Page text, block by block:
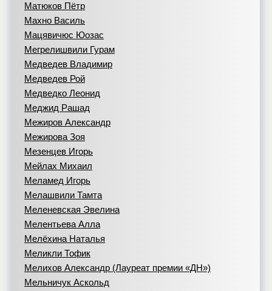
Матюков Пётр
Махно Василь
Мацявичюс Юозас
Мегрелишвили Гурам
Медведев Владимир
Медведев Рой
Медведко Леонид
Меджид Рашад
Межиров Александр
Межирова Зоя
Мезенцев Игорь
Мейлах Михаил
Меламед Игорь
Мелашвили Тамта
Меленевская Эвелина
Мелентьева Алла
Мелёхина Наталья
Меликли Тофик
Мелихов Александр (Лауреат премии «ДН»)
Мельничук Аскольд